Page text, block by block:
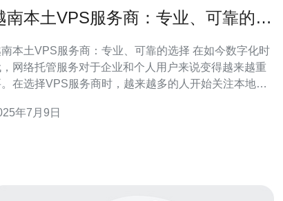
南本土VPS服务商：专业、可靠的选
本土VPS服务商：专业、可靠的选择 在如今数字化时
网络托管服务对于企业和个人用户来说变得越来越重
在选择VPS服务商时，越来越多的人开始关注本地服
越南本土VPS服务商的专业性和可靠性。 越南本土
年7月9日